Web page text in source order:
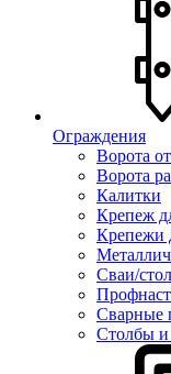
Ограждения
Ворота
Ворота
Калитки
Крепеж
Крепежи
Сваи/
Сварные
Столбы и